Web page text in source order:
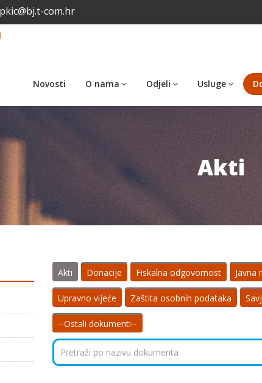
pkic@bj.t-com.hr
Novosti O nama Odjeli Usluge
Akti
Akti Donacije Fiskalna odgovornost Javna
Upravno vijeće Zaštita osobnih podataka
--Ostali dokumenti--